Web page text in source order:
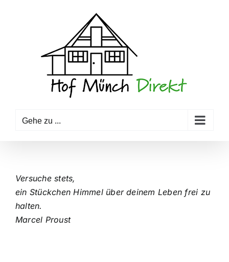
Gehe zu ...
Versuche stets,
ein Stückchen Himmel über deinem Leben frei zu
halten.
Marcel Proust